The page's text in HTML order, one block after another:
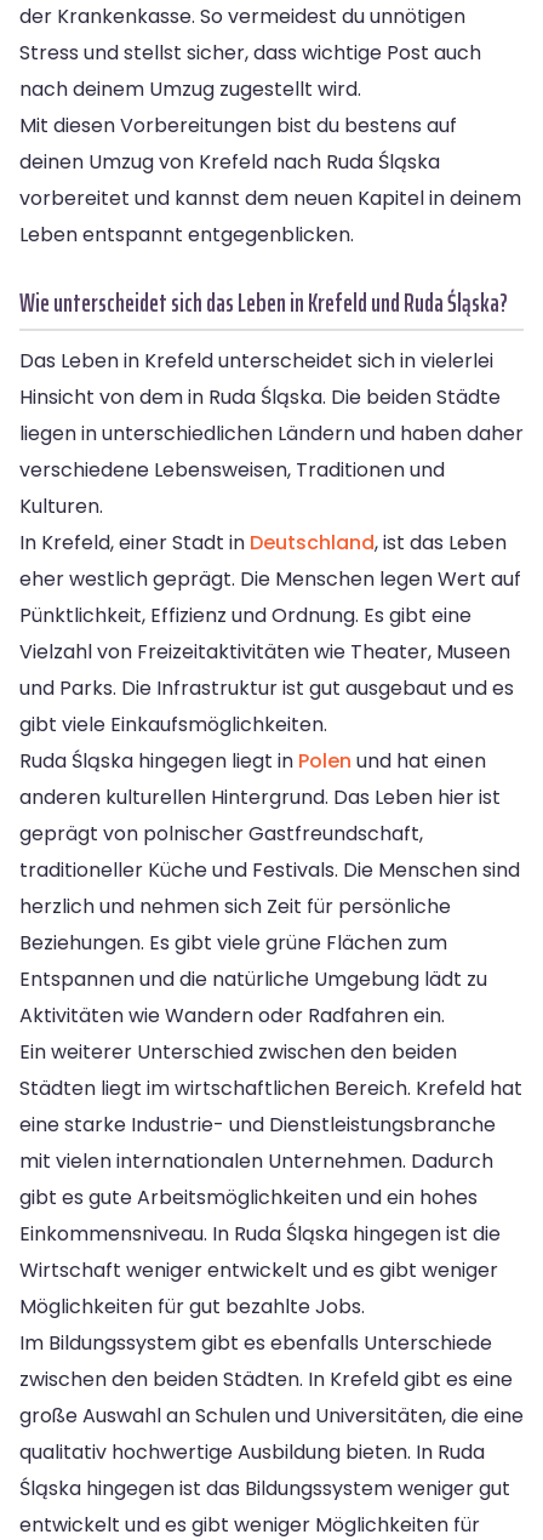
der Krankenkasse. So vermeidest du unnötigen
Stress und stellst sicher, dass wichtige Post auch
nach deinem Umzug zugestellt wird.
Mit diesen Vorbereitungen bist du bestens auf
deinen Umzug von Krefeld nach Ruda Śląska
vorbereitet und kannst dem neuen Kapitel in deinem
Leben entspannt entgegenblicken.
Wie unterscheidet sich das Leben in Krefeld und Ruda Śląska?
Das Leben in Krefeld unterscheidet sich in vielerlei
Hinsicht von dem in Ruda Śląska. Die beiden Städte
liegen in unterschiedlichen Ländern und haben daher
verschiedene Lebensweisen, Traditionen und
Kulturen.
In Krefeld, einer Stadt in Deutschland, ist das Leben
eher westlich geprägt. Die Menschen legen Wert auf
Pünktlichkeit, Effizienz und Ordnung. Es gibt eine
Vielzahl von Freizeitaktivitäten wie Theater, Museen
und Parks. Die Infrastruktur ist gut ausgebaut und es
gibt viele Einkaufsmöglichkeiten.
Ruda Śląska hingegen liegt in Polen und hat einen
anderen kulturellen Hintergrund. Das Leben hier ist
geprägt von polnischer Gastfreundschaft,
traditioneller Küche und Festivals. Die Menschen sind
herzlich und nehmen sich Zeit für persönliche
Beziehungen. Es gibt viele grüne Flächen zum
Entspannen und die natürliche Umgebung lädt zu
Aktivitäten wie Wandern oder Radfahren ein.
Ein weiterer Unterschied zwischen den beiden
Städten liegt im wirtschaftlichen Bereich. Krefeld hat
eine starke Industrie- und Dienstleistungsbranche
mit vielen internationalen Unternehmen. Dadurch
gibt es gute Arbeitsmöglichkeiten und ein hohes
Einkommensniveau. In Ruda Śląska hingegen ist die
Wirtschaft weniger entwickelt und es gibt weniger
Möglichkeiten für gut bezahlte Jobs.
Im Bildungssystem gibt es ebenfalls Unterschiede
zwischen den beiden Städten. In Krefeld gibt es eine
große Auswahl an Schulen und Universitäten, die eine
qualitativ hochwertige Ausbildung bieten. In Ruda
Śląska hingegen ist das Bildungssystem weniger gut
entwickelt und es gibt weniger Möglichkeiten für